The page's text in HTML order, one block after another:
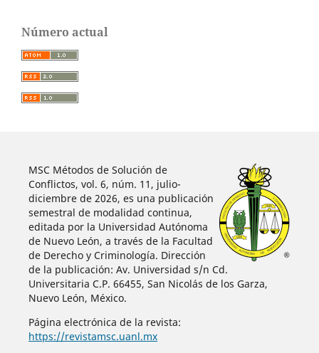
Número actual
MSC Métodos de Solución de
Conflictos, vol. 6, núm. 11, julio-
diciembre de 2026, es una publicación
semestral de modalidad continua,
editada por la Universidad Autónoma
de Nuevo León, a través de la Facultad
de Derecho y Criminología. Dirección
de la publicación: Av. Universidad s/n Cd.
Universitaria C.P. 66455, San Nicolás de los Garza,
Nuevo León, México.
Página electrónica de la revista:
https://revistamsc.uanl.mx